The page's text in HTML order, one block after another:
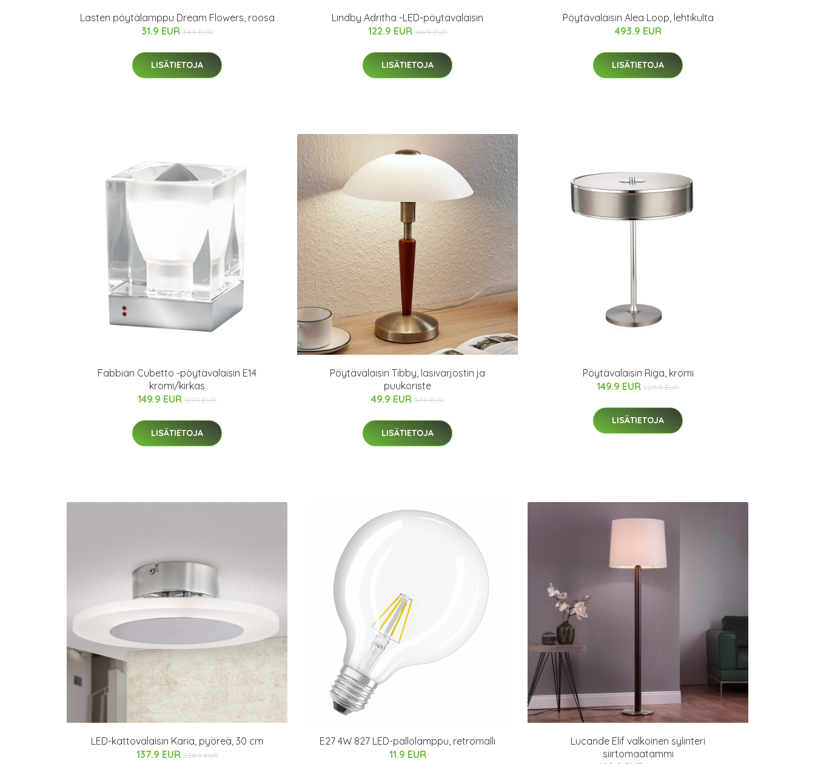
Lasten pöytälamppu Dream Flowers, roosa
31.9 EUR 34.9 EUR
LISÄTIETOJA
Lindby Adritha -LED-pöytävalaisin
122.9 EUR 146.9 EUR
LISÄTIETOJA
Pöytävalaisin Alea Loop, lehtikulta
493.9 EUR
LISÄTIETOJA
Fabbian Cubetto -pöytävalaisin E14
kromi/kirkas
149.9 EUR 167.9 EUR
LISÄTIETOJA
Pöytävalaisin Tibby, lasivarjostin ja
puukoriste
49.9 EUR 57.9 EUR
LISÄTIETOJA
Pöytävalaisin Riga, kromi
149.9 EUR 229.9 EUR
LISÄTIETOJA
LED-kattovalaisin Karia, pyöreä, 30 cm
137.9 EUR 238.9 EUR
E27 4W 827 LED-pallolamppu, retromalli
11.9 EUR
Lucande Elif valkoinen sylinteri
siirtomaatammi